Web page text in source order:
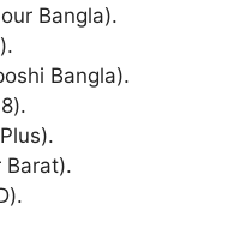
Bangla).
Bangla).
Plus).
Barat).